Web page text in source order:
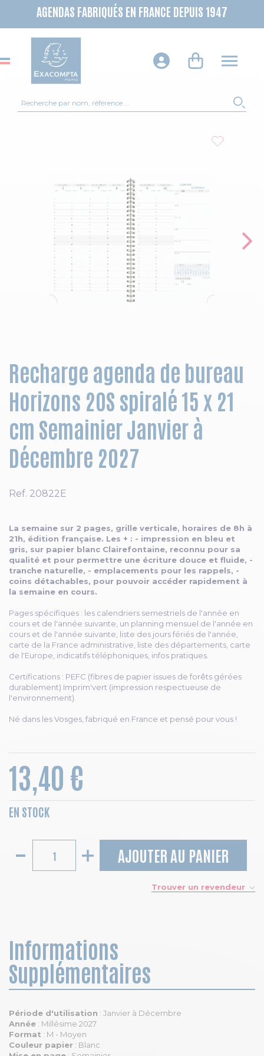
AGENDAS FABRIQUÉS EN FRANCE DEPUIS 1947
Recharge agenda de bureau
Horizons 20S spiralé 15 x 21
cm Semainier Janvier à
Décembre 2027
Ref. 20822E
La semaine sur 2 pages, grille verticale, horaires de 8h à
21h, édition française. Les + : - impression en bleu et
gris, sur papier blanc Clairefontaine, reconnu pour sa
qualité et pour permettre une écriture douce et fluide, -
tranche naturelle, - emplacements pour les rappels, -
coins détachables, pour pouvoir accéder rapidement à
la semaine en cours.
Pages spécifiques : les calendriers semestriels de l'année en
cours et de l'année suivante, un planning mensuel de l'année en
cours et de l'année suivante, liste des jours fériés de l'année,
carte de la France administrative, liste des départements, carte
de l'Europe, indicatifs téléphoniques, infos pratiques.
Certifications : PEFC (fibres de papier issues de forêts gérées
durablement) Imprim'vert (impression respectueuse de
l'environnement).
Né dans les Vosges, fabriqué en France et pensé pour vous !
13,40 €
EN STOCK
AJOUTER AU PANIER
Trouver un revendeur
Informations
Supplémentaires
Période d'utilisation : Janvier à Décembre
Année : Millésime 2027
Format : M - Moyen
Couleur papier : Blanc